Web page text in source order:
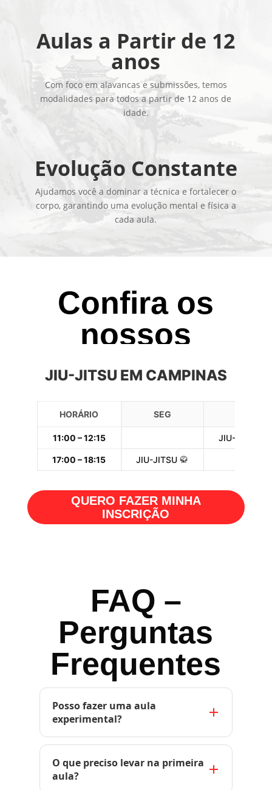
Aulas a Partir de 12
anos
Com foco em alavancas e submissões, temos
modalidades para todos a partir de 12 anos de
idade.
Evolução Constante
Ajudamos você a dominar a técnica e fortalecer o
corpo, garantindo uma evolução mental e física a
cada aula.
Confira os
nossos
horários
JIU-JITSU EM CAMPINAS
HORÁRIO SEG
11:00 – 12:15 JIU-JITSU 🥋
17:00 – 18:15 JIU-JITSU 🥋
QUERO FAZER MINHA
INSCRIÇÃO
FAQ –
Perguntas
Frequentes
Posso fazer uma aula
experimental?
Sim! Inclusive, nós recomendamos.
É a melhor forma de você
conhecer nossa estrutura, os
O que preciso levar na primeira
aula?